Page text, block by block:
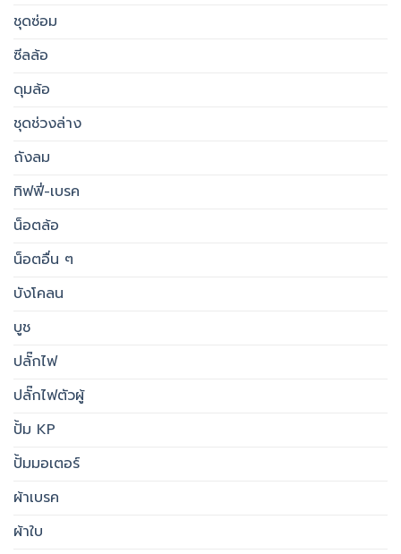
ชุดซ่อม
ซีลล้อ
ดุมล้อ
ชุดช่วงล่าง
ถังลม
ทิฟฟี่-เบรค
น็อตล้อ
น็อตอื่น ๆ
บังโคลน
บูช
ปลั๊กไฟ
ปลั๊กไฟตัวผู้
ปั้ม KP
ปั้มมอเตอร์
ผ้าเบรค
ผ้าใบ